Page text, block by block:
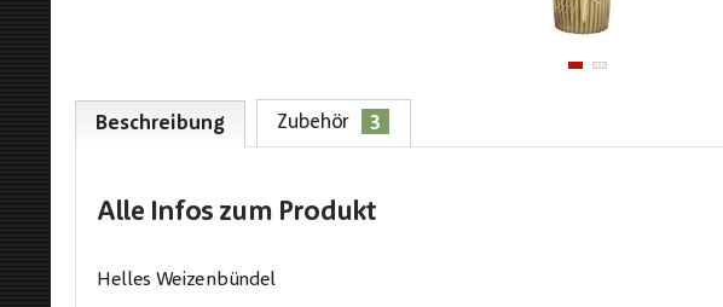
Beschreibung Zubehör 3
Alle Infos zum Produkt
Helles Weizenbündel